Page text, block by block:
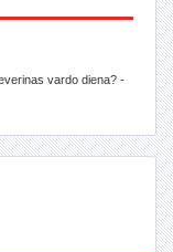
vardo diena? -